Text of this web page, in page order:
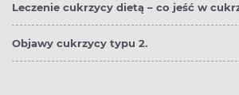
Leczenie cukrzycy dietą – co jeść w
Objawy cukrzycy typu 2.